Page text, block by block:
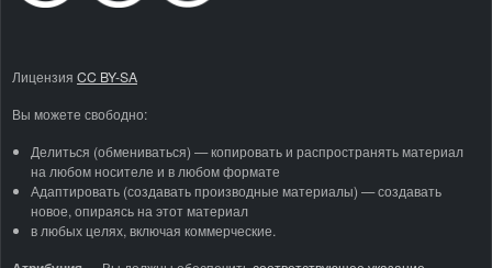
Лицензия CC BY-SA
Вы можете свободно:
Делиться (обмениваться) — копировать и распространять материал
на любом носителе и в любом формате
Адаптировать (создавать производные материалы) — создавать
новое, опираясь на этот материал
в любых целях, включая коммерческие.